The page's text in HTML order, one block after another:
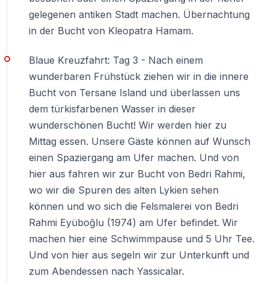
gelegenen antiken Stadt machen. Übernachtung
in der Bucht von Kleopatra Hamam.
Blaue Kreuzfahrt: Tag 3 - Nach einem
wunderbaren Frühstück ziehen wir in die innere
Bucht von Tersane Island und überlassen uns
dem türkisfarbenen Wasser in dieser
wunderschönen Bucht! Wir werden hier zu
Mittag essen. Unsere Gäste können auf Wunsch
einen Spaziergang am Ufer machen. Und von
hier aus fahren wir zur Bucht von Bedri Rahmi,
wo wir die Spuren des alten Lykien sehen
können und wo sich die Felsmalerei von Bedri
Rahmi Eyüboğlu (1974) am Ufer befindet. Wir
machen hier eine Schwimmpause und 5 Uhr Tee.
Und von hier aus segeln wir zur Unterkunft und
zum Abendessen nach Yassicalar.